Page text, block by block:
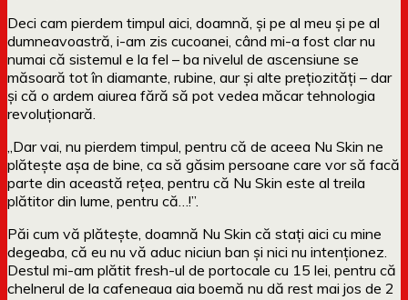
Deci cam pierdem timpul aici, doamnă, și pe al meu și pe al
dumneavoastră, i-am zis cucoanei, când mi-a fost clar nu
numai că sistemul e la fel – ba nivelul de ascensiune se
măsoară tot în diamante, rubine, aur și alte prețiozități – dar
și că o ardem aiurea fără să pot vedea măcar tehnologia
revoluționară.
„Dar vai, nu pierdem timpul, pentru că de aceea Nu Skin ne
plătește așa de bine, ca să găsim persoane care vor să facă
parte din această rețea, pentru că Nu Skin este al treila
plătitor din lume, pentru că…!”.
Păi cum vă plătește, doamnă Nu Skin că stați aici cu mine
degeaba, că eu nu vă aduc niciun ban și nici nu intenționez.
Destul mi-am plătit fresh-ul de portocale cu 15 lei, pentru că
chelnerul de la cafeneaua aia boemă nu dă rest mai jos de 2